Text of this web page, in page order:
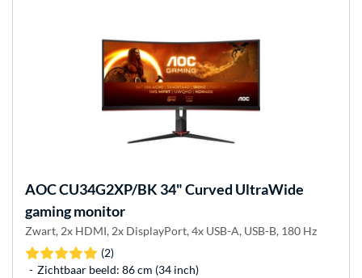
AOCCU34G2XP/BK 34" Curved UltraWide
gaming monitor
Zwart, 2x HDMI, 2x DisplayPort, 4x USB-A, USB-B, 180 Hz
(2)
Zichtbaar beeld: 86 cm (34 inch)